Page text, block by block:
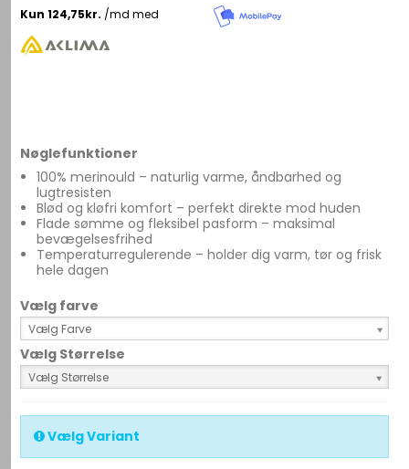
Nøglefunktioner
100% merinould – naturlig varme, åndbarhed og
lugtresisten
Blød og kløfri komfort – perfekt direkte mod huden
Flade sømme og fleksibel pasform – maksimal
bevægelsesfrihed
Temperaturregulerende – holder dig varm, tør og frisk
hele dagen
Vælg farve
Vælg Farve
Vælg Størrelse
Vælg Størrelse
Vælg Variant